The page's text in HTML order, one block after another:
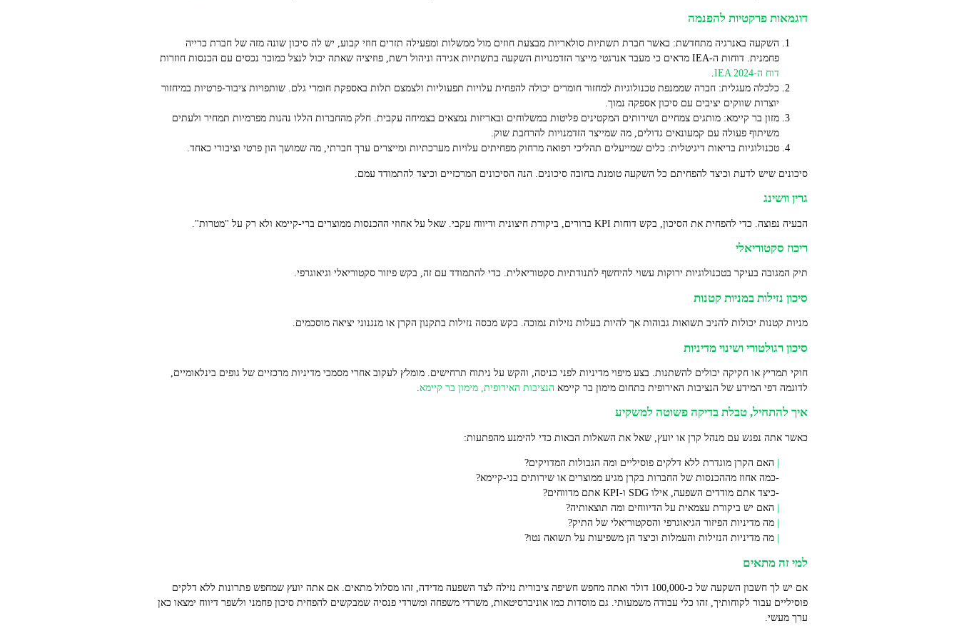
דוגמאות פרקטיות להפנמה
השקעה באנרגיה מתחדשת: כאשר חברת תשתיות סולאריות מבצעת חוזים מול ממשלות ומפעילה תזרים חוזי קבוע, יש לה סיכון שונה מזה של חברת כרייה
פחמנית. דוחות ה‑IEA מראים כי מעבר אנרגטי מייצר הזדמנויות השקעה בתשתיות אגירה וניהול רשת, פוזיציה שאתה יכול לנצל כמוכר נכסים עם הכנסות חוזרות
דוח ה‑IEA 2024
.
כלכלה מעגלית: חברה שממנפת טכנולוגיות למחזור חומרים יכולה להפחית עלויות תפעוליות ולצמצם תלות באספקת חומרי גלם. שותפויות ציבור‑פרטיות במיחזור
יוצרות שווקים יציבים עם סיכון אספקה נמוך.
מזון בר קיימא: מותגים צמחיים ושירותים המקטינים פליטות במשלוחים ובאריזות נמצאים בצמיחה עקבית. חלק מהחברות הללו נהנות מפרמיות תמחיר ולעתים
משיתוף פעולה עם קמעונאים גדולים, מה שמייצר הזדמנויות להרחבת שוק.
טכנולוגיות בריאות דיגיטלית: כלים שמייעלים תהליכי רפואה מרחוק מפחיתים עלויות מערכתיות ומייצרים ערך חברתי, מה שמושך הון פרטי וציבורי כאחד.
סיכונים שיש לדעת וכיצד להפחיתם כל השקעה טומנת בחובה סיכונים. הנה הסיכונים המרכזיים וכיצד להתמודד עמם.
גרין וושינג
הבעיה נפוצה. כדי להפחית את הסיכון, בקש דוחות KPI ברורים, ביקורת חיצונית ודיווח עקבי. שאל על אחוזי ההכנסות ממוצרים ברי‑קיימא ולא רק על "מטרות".
ריכוז סקטוריאלי
תיק המגובה בעיקר בטכנולוגיות ירוקות עשוי להיחשף לתנודתיות סקטוריאלית. כדי להתמודד עם זה, בקש פיזור סקטוריאלי וגיאוגרפי.
סיכון נזילות במניות קטנות
מניות קטנות יכולות להניב תשואות גבוהות אך להיות בעלות נזילות נמוכה. בקש מכסה נזילות בתקנון הקרן או מנגנוני יציאה מוסכמים.
סיכון רגולטורי ושינוי מדיניות
חוקי תמריץ או חקיקה יכולים להשתנות. בצע מיפוי מדיניות לפני כניסה, והקש על ניתוח תרחישים. מומלץ לעקוב אחרי מסמכי מדיניות מרכזיים של גופים בינלאומיים,
לדוגמה דפי המידע של הנציבות האירופית בתחום מימון בר קיימא הנציבות האירופית, מימון בר קיימא
איך להתחיל, טבלת בדיקה פשוטה למשקיע
כאשר אתה נפגש עם מנהל קרן או יועץ, שאל את השאלות הבאות כדי להימנע מהפתעות:
האם הקרן מוגדרת ללא דלקים פוסיליים ומה הגבולות המדויקים?
-כמה אחוז מההכנסות של החברות בקרן מגיע ממוצרים או שירותים בני‑קיימא?
-כיצד אתם מודדים השפעה, אילו SDG ו‑KPI אתם מדווחים?
האם יש ביקורת עצמאית על הדיווחים ומה תוצאותיה?
מה מדיניות הפיזור הגיאוגרפי והסקטוריאלי של התיק?
מה מדיניות הנזילות והעמלות וכיצד הן משפיעות על תשואה נטו?
למי זה מתאים
אם יש לך חשבון השקעה של כ‑100,000 דולר ואתה מחפש חשיפה ציבורית נזילה לצד השפעה מדידה, זהו מסלול מתאים. אם אתה יועץ שמחפש פתרונות ללא דלקים
פוסיליים עבור לקוחותיך, זהו כלי עבודה משמעותי. גם מוסדות כמו אוניברסיטאות, משרדי משפחה ומשרדי פנסיה שמבקשים להפחית סיכון פחמני ולשפר דיווח ימצאו כאן
ערך מעשי.